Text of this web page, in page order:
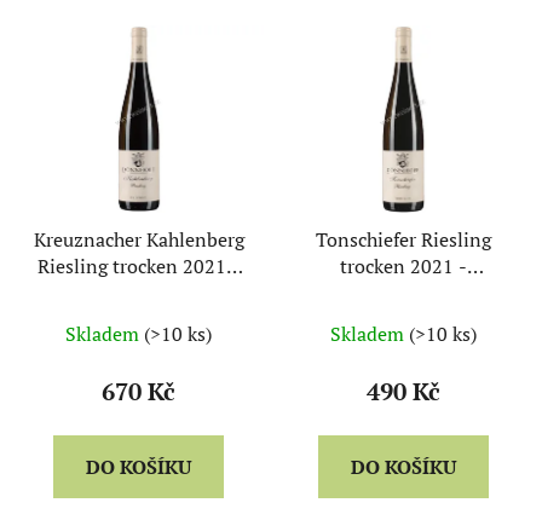
Kreuznacher Kahlenberg
Riesling trocken 2021 -
Skladem (>10 ks)
670 Kč
DO KOŠÍKU
Tonschiefer Riesling
trocken 2021 -
Skladem (>10 ks)
490 Kč
DO KOŠÍKU